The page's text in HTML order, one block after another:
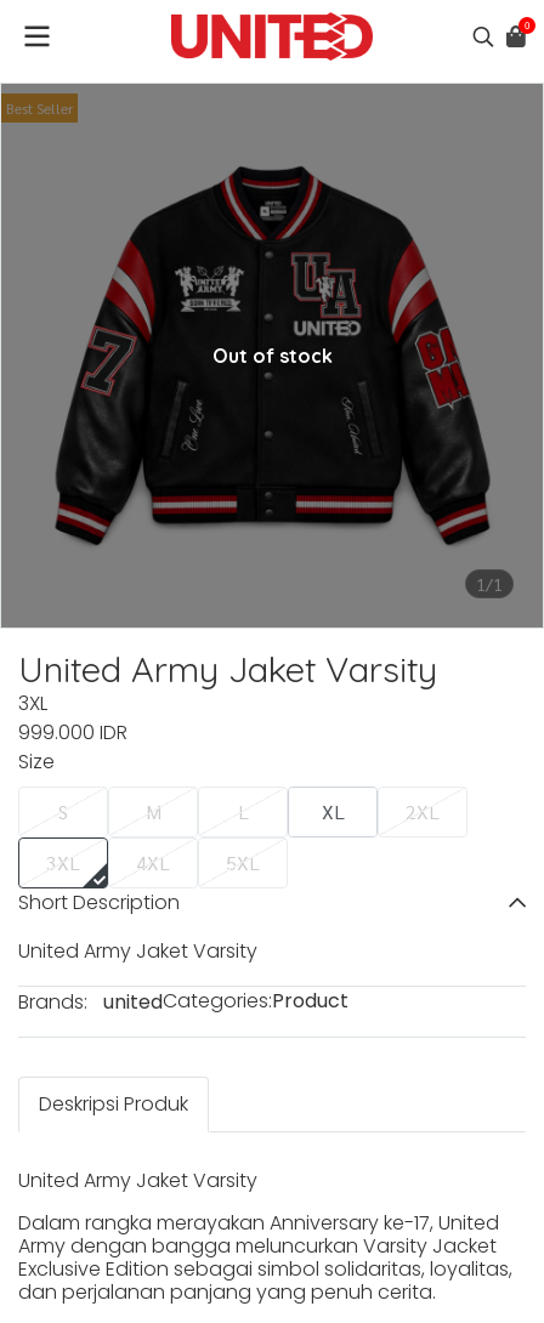
0
1/1
Best Seller
Out of stock
United Army Jaket Varsity
3XL
999.000 IDR
Size
S M L XL
2XL
3XL
4XL 5XL
Short Description
United Army Jaket Varsity
Brands:
unitedCategories:Product
Deskripsi Produk
United Army Jaket Varsity
Dalam rangka merayakan Anniversary ke-17, United
Army dengan bangga meluncurkan Varsity Jacket
Exclusive Edition sebagai simbol solidaritas, loyalitas,
dan perjalanan panjang yang penuh cerita.